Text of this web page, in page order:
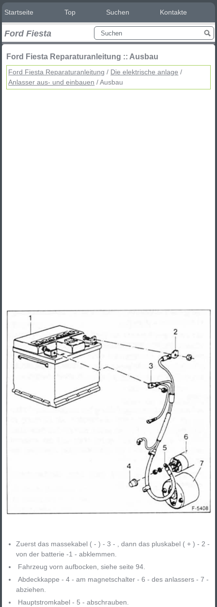
Startseite Top Suchen Kontakte
Ford Fiesta
Ford Fiesta Reparaturanleitung :: Ausbau
Ford Fiesta Reparaturanleitung / Die elektrische anlage /
Anlasser aus- und einbauen / Ausbau
Zuerst das massekabel ( - ) - 3 - , dann das pluskabel ( + ) - 2 -
von der batterie -1 - abklemmen.
Fahrzeug vorn aufbocken, siehe seite 94.
Abdeckkappe - 4 - am magnetschalter - 6 - des anlassers - 7 -
abziehen.
Hauptstromkabel - 5 - abschrauben.